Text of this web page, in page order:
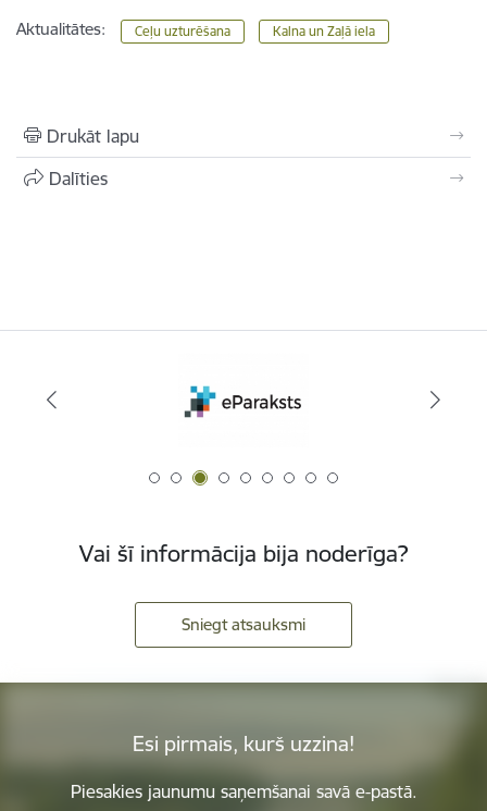
Aktualitātes: Ceļu uzturēšana Kalna un Zaļā iela
Drukāt lapu
Dalīties
Vai šī informācija bija noderīga?
Sniegt atsauksmi
Esi pirmais, kurš uzzina!
Piesakies jaunumu saņemšanai savā e-pastā.